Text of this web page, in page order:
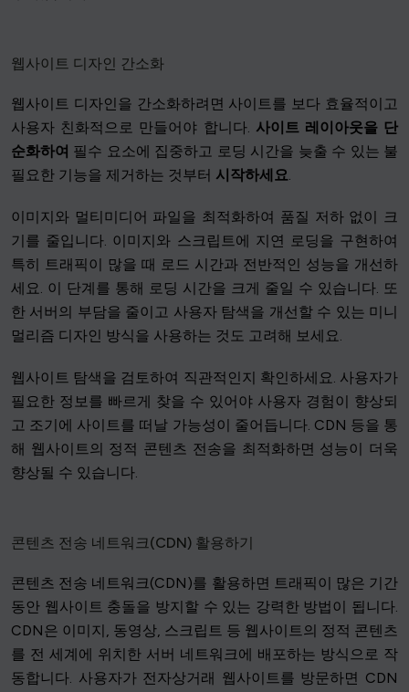
웹사이트 디자인 간소화
웹사이트 디자인을 간소화하려면 사이트를 보다 효율적이고
사용자 친화적으로 만들어야 합니다. 사이트 레이아웃을 단
순화하여 필수 요소에 집중하고 로딩 시간을 늦출 수 있는 불
필요한 기능을 제거하는 것부터 시작하세요.
이미지와 멀티미디어 파일을 최적화하여 품질 저하 없이 크
기를 줄입니다. 이미지와 스크립트에 지연 로딩을 구현하여
특히 트래픽이 많을 때 로드 시간과 전반적인 성능을 개선하
세요. 이 단계를 통해 로딩 시간을 크게 줄일 수 있습니다. 또
한 서버의 부담을 줄이고 사용자 탐색을 개선할 수 있는 미니
멀리즘 디자인 방식을 사용하는 것도 고려해 보세요.
웹사이트 탐색을 검토하여 직관적인지 확인하세요. 사용자가
필요한 정보를 빠르게 찾을 수 있어야 사용자 경험이 향상되
고 조기에 사이트를 떠날 가능성이 줄어듭니다. CDN 등을 통
해 웹사이트의 정적 콘텐츠 전송을 최적화하면 성능이 더욱
향상될 수 있습니다.
콘텐츠 전송 네트워크(CDN) 활용하기
콘텐츠 전송 네트워크(CDN)를 활용하면 트래픽이 많은 기간
동안 웹사이트 충돌을 방지할 수 있는 강력한 방법이 됩니다.
CDN은 이미지, 동영상, 스크립트 등 웹사이트의 정적 콘텐츠
를 전 세계에 위치한 서버 네트워크에 배포하는 방식으로 작
동합니다. 사용자가 전자상거래 웹사이트를 방문하면 CDN